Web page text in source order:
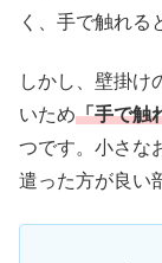
く、手で触れる
しかし、壁掛け
いため「手で触
つです。小さな
遣った方が良い